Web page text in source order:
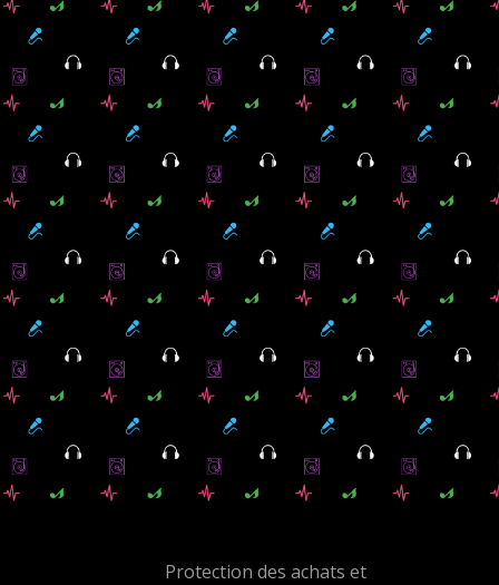
Protection des achats et